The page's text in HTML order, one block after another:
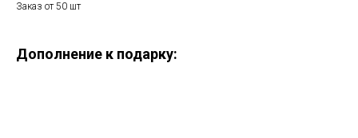
Заказ от 50 шт
Дополнение к подарку: